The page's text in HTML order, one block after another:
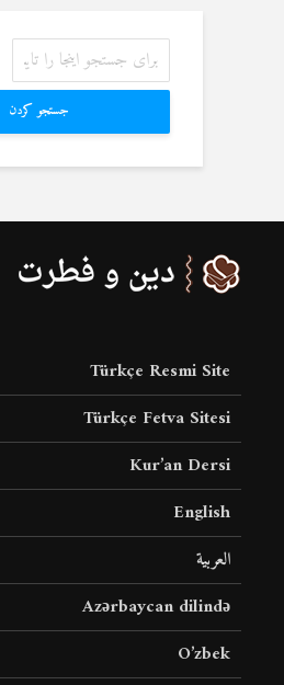
جستجو کردن
Türkçe Resmi Site
Türkçe Fetva Sitesi
Kur’an Dersi
English
العربية
Azərbaycan dilində
O’zbek